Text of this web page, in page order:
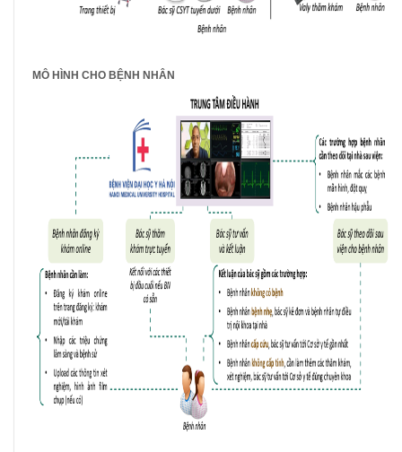
MÔ HÌNH CHO BỆNH NHÂN